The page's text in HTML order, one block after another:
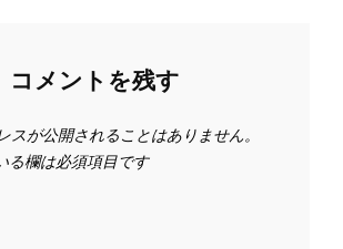
コメントを残す
スが公開されることはありません。
る欄は必須項目です